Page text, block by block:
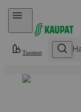
Hyppää sisältöön
Tuotteet